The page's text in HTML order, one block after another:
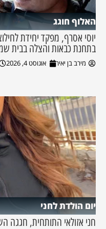
האלוף חוגג
יוסי אסרף, מפקד יחידת
בתחנת כבאות והצלה בבית
מירב בן יאיר אוגוסט 4, 2026
יום הולדת לחני
חני אזולאי התותחית, חגגה